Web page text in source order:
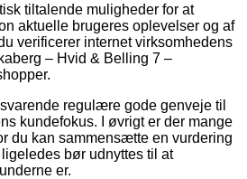
tiltalende muligheder for at
aktuelle brugeres oplevelser og af
verificerer internet virksomhedens
– Hvid & Belling 7 –
regulære gode genveje til
kundefokus. I øvrigt er der mange
du kan sammensætte en vurdering
bør udnyttes til at
er.